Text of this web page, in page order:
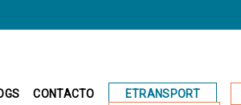
CONTACTO ETRANSPORT